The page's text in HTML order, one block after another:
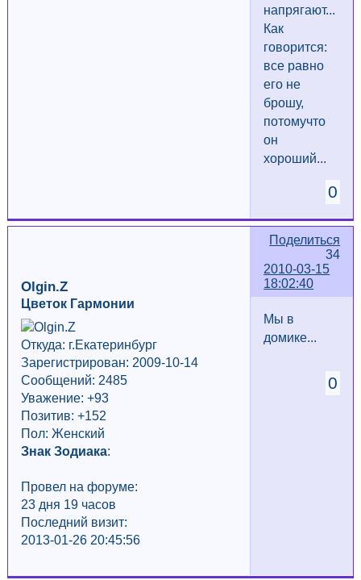
напрягают...
Как
говорится:
все равно
его не
брошу,
потомучто
он
хороший...
0
Поделиться
34
2010-03-15
18:02:40
Olgin.Z
Цветок Гармонии
Откуда: г.Екатеринбург
Зарегистрирован: 2009-10-14
Сообщений: 2485
Уважение: +93
Позитив: +152
Пол: Женский
Знак Зодиака:
Провел на форуме:
23 дня 19 часов
Последний визит:
2013-01-26 20:45:56
Мы в
домике...
0